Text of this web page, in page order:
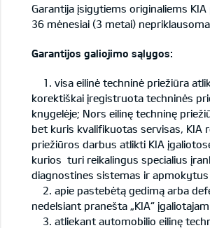
Garantija įsigytiems originaliems
36 mėnesiai (3 metai)
Garantijos galiojimo sąlygos:
1. visa eilinė techninė priežiūra
korektiškai įregistruota techninės
knygelėje; Nors eilinę techninę
bet kuris kvalifikuotas servisas, KIA
priežiūros darbus atlikti KIA
kurios turi reikalingus specialius
diagnostines sistemas ir apmokytus
2. apie pastebėtą gedimą arba
nedelsiant pranešta „KIA“
3. atliekant automobilio eilinę